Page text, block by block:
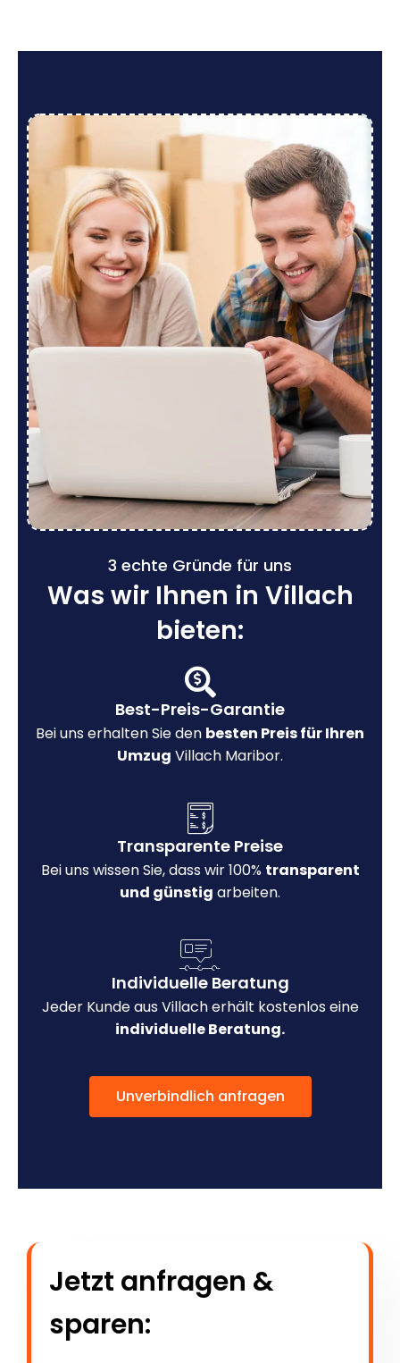
3 echte Gründe für uns
Was wir Ihnen in Villach
bieten:
Best-Preis-Garantie
Bei uns erhalten Sie den besten Preis für Ihren
Umzug Villach Maribor.
Transparente Preise
Bei uns wissen Sie, dass wir 100% transparent
und günstig arbeiten.
Individuelle Beratung
Jeder Kunde aus Villach erhält kostenlos eine
individuelle Beratung.
Unverbindlich anfragen
Jetzt anfragen &
sparen: